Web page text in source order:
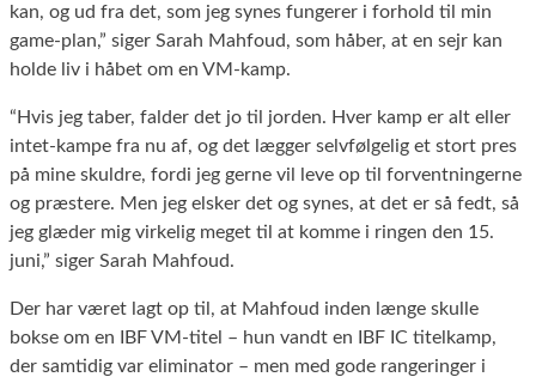
kan, og ud fra det, som jeg synes fungerer i forhold til min
game-plan,” siger Sarah Mahfoud, som håber, at en sejr kan
holde liv i håbet om en VM-kamp.
“Hvis jeg taber, falder det jo til jorden. Hver kamp er alt eller
intet-kampe fra nu af, og det lægger selvfølgelig et stort pres
på mine skuldre, fordi jeg gerne vil leve op til forventningerne
og præstere. Men jeg elsker det og synes, at det er så fedt, så
jeg glæder mig virkelig meget til at komme i ringen den 15.
juni,” siger Sarah Mahfoud.
Der har været lagt op til, at Mahfoud inden længe skulle
bokse om en IBF VM-titel – hun vandt en IBF IC titelkamp,
der samtidig var eliminator – men med gode rangeringer i